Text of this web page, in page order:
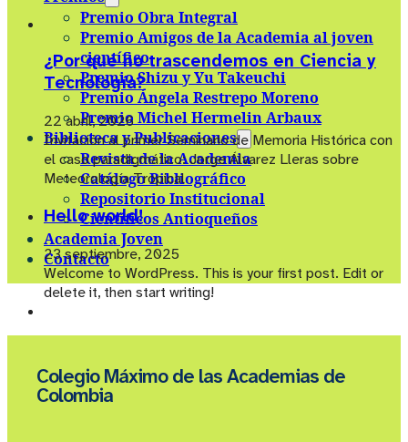
Premio Obra Integral
Premio Amigos de la Academia al joven
científico
Premio Shizu y Yu Takeuchi
Premio Ángela Restrepo Moreno
Premio Michel Hermelin Arbaux
Biblioteca y Publicaciones
Revista de la Academia
Catálogo Bibliográfico
Repositorio Institucional
Científicos Antioqueños
Academia Joven
Contacto
¿Por qué no trascendemos en Ciencia y
Tecnología?
22 abril, 2026
Invitación al primer Seminario de Memoria Histórica con
el caso paradigmático: Jorge Álvarez Lleras sobre
Meteorología Tropical
Hello world!
23 septiembre, 2025
Welcome to WordPress. This is your first post. Edit or
delete it, then start writing!
Colegio Máximo de las Academias de
Colombia